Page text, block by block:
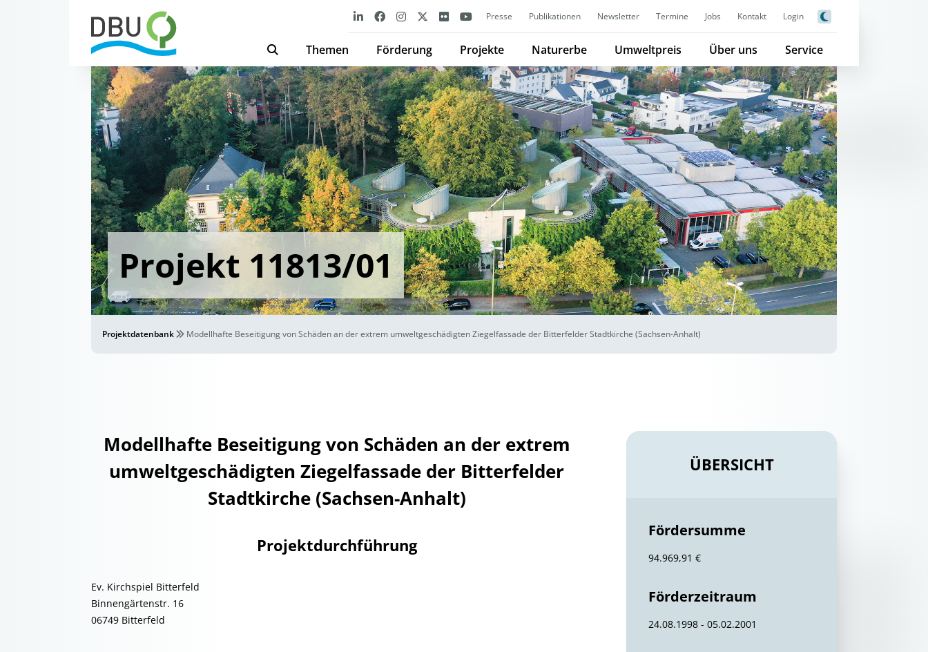
Presse Publikationen Newsletter Termine Jobs Kontakt Login
Themen Förderung Projekte Naturerbe Umweltpreis Über uns Service
Projekt 11813/01
Projektdatenbank Modellhafte Beseitigung von Schäden an der extrem umweltgeschädigten Ziegelfassade der Bitterfelder Stadtkirche (Sachsen-Anhalt)
Modellhafte Beseitigung von Schäden an der extrem
umweltgeschädigten Ziegelfassade der Bitterfelder
Stadtkirche (Sachsen-Anhalt)
Projektdurchführung
Ev. Kirchspiel Bitterfeld
Binnengärtenstr. 16
06749 Bitterfeld
ÜBERSICHT
Fördersumme
94.969,91 €
Förderzeitraum
24.08.1998 - 05.02.2001